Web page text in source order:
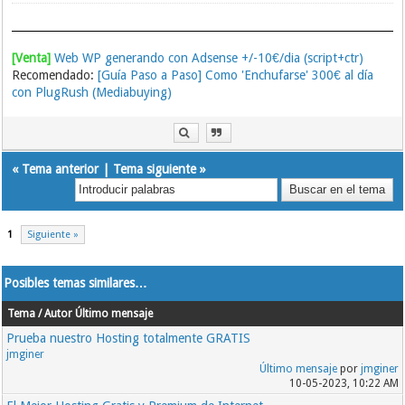
[Venta] Web WP generando con Adsense +/-10€/dia (script+ctr)
Recomendado:[Guía Paso a Paso] Como 'Enchufarse' 300€ al día
con PlugRush (Mediabuying)
« Tema anterior| Tema siguiente»
1 Siguiente »
Posibles temas similares…
Tema / Autor Último mensaje
Prueba nuestro Hosting totalmente GRATIS
jmginer
Último mensajepor jmginer
10-05-2023, 10:22 AM